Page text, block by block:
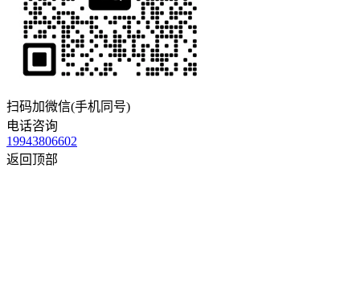
扫码加微信(手机同号)
电话咨询
19943806602
返回顶部